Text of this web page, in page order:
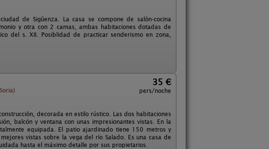
de Sigüenza. La casa se compone de salón-cocina
y otra con 2 camas, ambas habitaciones dotadas de
del s. XII. Posiblidad de practicar senderismo en zona,
35 €
pers/noche
decorada en estilo rústico. Las dos habitaciones
balcón y ventana con unas impresionantes vistas. En la
equipada. El patio ajardinado tiene 150 metros y
vistas sobre la vega del río Salado. Es una casa de
hasta el máximo detalle por sus propietarios.